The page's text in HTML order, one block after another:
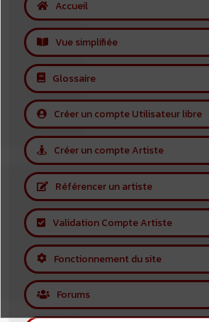
Accueil
Vue simplifiée
Glossaire
Créer un compte Utilisateur libre
Créer un compte Artiste
Référencer un artiste
Validation Compte Artiste
Fonctionnement du site
Forums